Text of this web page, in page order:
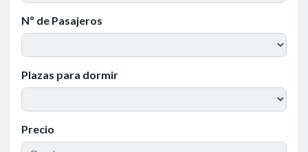
Nº de Pasajeros
Plazas para dormir
Precio